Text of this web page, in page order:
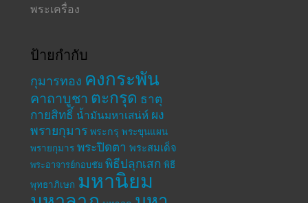
พระเครื่อง
ป้ายกำกับ
กุมารทอง คงกระพัน
คาถาบูชา ตะกรุด ธาตุ
กายสิทธิ์ น้ำมันมหาเสน่ห์ ผง
พรายกุมาร พระกรุ พระขุนแผน
พรายกุมาร พระปิดตา พระสมเด็จ
พระอาจารย์กอบชัย พิธีปลุกเสก พิธี
พุทธาภิเษก มหานิยม